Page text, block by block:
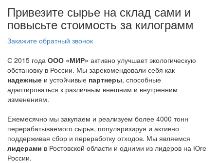
Привезите сырье на склад сами и
повысьте стоимость за килограмм
Закажите обратный звонок
С 2015 года ООО «МИР» активно улучшает экологическую
обстановку в России. Мы зарекомендовали себя как
надежные и устойчивые партнеры, способные
адаптироваться к различным внешним и внутренним
изменениям.
Ежемесячно мы закупаем и реализуем более 4000 тонн
перерабатываемого сырья, популяризируя и активно
поддерживая сбор и переработку отходов. Мы являемся
лидерами в Ростовской области и одними из лидеров на Юге
России.